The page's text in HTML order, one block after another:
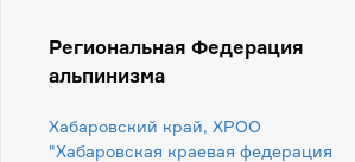
Региональная Федерация
альпинизма
Хабаровский край, ХРОО
"Хабаровская краевая федерация